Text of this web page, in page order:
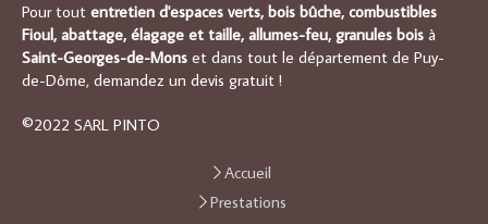
Pour tout entretien d'espaces verts, bois bûche, combustibles
Fioul, abattage, élagage et taille, allumes-feu, granules bois à
Saint-Georges-de-Mons et dans tout le département de Puy-
de-Dôme, demandez un devis gratuit !
©2022 SARL PINTO
Accueil
Prestations